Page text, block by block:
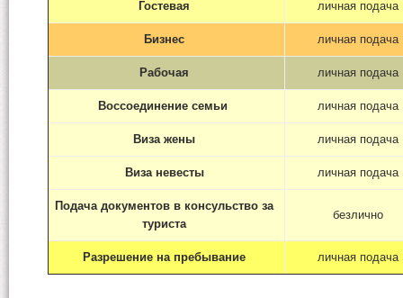
Гостевая личная подача
Бизнес личная подача
Рабочая личная подача
Воссоединение семьи личная подача
Виза жены личная подача
Виза невесты личная подача
Подача документов в консульство за
туриста
безлично
Разрешение на пребывание личная подача